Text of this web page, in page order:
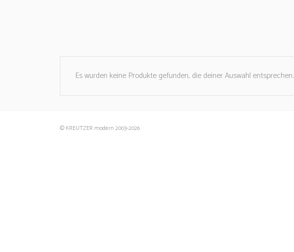
Es wurden keine Produkte gefunden, die deiner Auswahl entsprechen.
© KREUTZER modern 2003-2026